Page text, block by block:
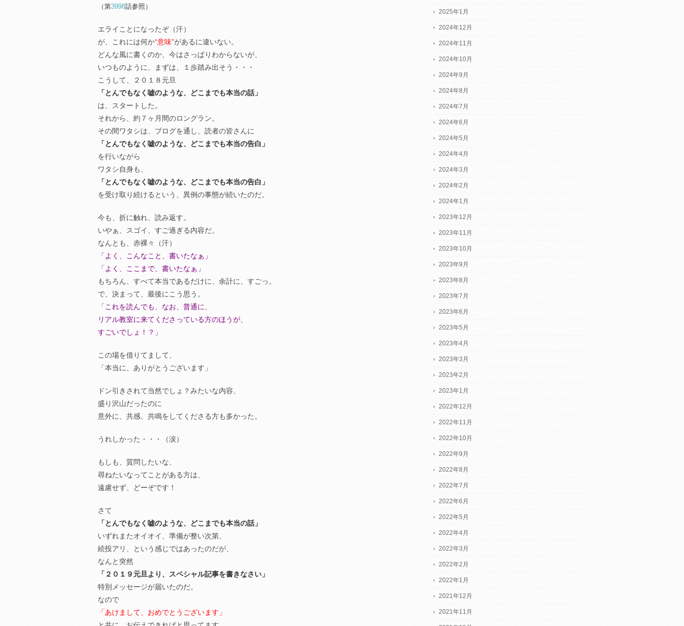
（第3998話参照）
エライことになったぞ（汗）
が、これには何か“意味”があるに違いない。
どんな風に書くのか、今はさっぱりわからないが、
いつものように、まずは、１歩踏み出そう・・・
こうして、２０１８元旦
「とんでもなく嘘のような、どこまでも本当の話」
は、スタートした。
それから、約７ヶ月間のロングラン。
その間ワタシは、ブログを通し、読者の皆さんに
「とんでもなく嘘のような、どこまでも本当の告白」
を行いながら
ワタシ自身も、
「とんでもなく嘘のような、どこまでも本当の告白」
を受け取り続けるという、異例の事態が続いたのだ。
今も、折に触れ、読み返す。
いやぁ、スゴイ、すご過ぎる内容だ。
なんとも、赤裸々（汗）
「よく、こんなこと、書いたなぁ」
「よく、ここまで、書いたなぁ」
もちろん、すべて本当であるだけに、余計に、すごっ。
で、決まって、最後にこう思う。
「これを読んでも、なお、普通に、
リアル教室に来てくださっている方のほうが、
すごいでしょ！？」
この場を借りてまして、
「本当に、ありがとうございます」
ドン引きされて当然でしょ？みたいな内容、
盛り沢山だったのに
意外に、共感、共鳴をしてくださる方も多かった。
うれしかった・・・（涙）
もしも、質問したいな、
尋ねたいなってことがある方は、
遠慮せず、どーぞです！
さて
「とんでもなく嘘のような、どこまでも本当の話」
いずれまたオイオイ、準備が整い次第、
続投アリ、という感じではあったのだが、
なんと突然
「２０１９元旦より、スペシャル記事を書きなさい」
特別メッセージが届いたのだ。
なので
「あけまして、おめでとうございます」
2025年1月
2024年12月
2024年11月
2024年10月
2024年9月
2024年8月
2024年7月
2024年6月
2024年5月
2024年4月
2024年3月
2024年2月
2024年1月
2023年12月
2023年11月
2023年10月
2023年9月
2023年8月
2023年7月
2023年6月
2023年5月
2023年4月
2023年3月
2023年2月
2023年1月
2022年12月
2022年11月
2022年10月
2022年9月
2022年8月
2022年7月
2022年6月
2022年5月
2022年4月
2022年3月
2022年2月
2022年1月
2021年12月
2021年11月